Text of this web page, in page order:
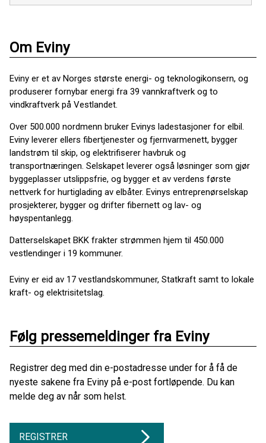
Om Eviny
Eviny er et av Norges største energi- og teknologikonsern, og
produserer fornybar energi fra 39 vannkraftverk og to
vindkraftverk på Vestlandet.
Over 500.000 nordmenn bruker Evinys ladestasjoner for elbil.
Eviny leverer ellers fibertjenester og fjernvarmenett, bygger
landstrøm til skip, og elektrifiserer havbruk og
transportnæringen. Selskapet leverer også løsninger som gjør
byggeplasser utslippsfrie, og bygger et av verdens første
nettverk for hurtiglading av elbåter. Evinys entreprenørselskap
prosjekterer, bygger og drifter fibernett og lav- og
høyspentanlegg.
Datterselskapet BKK frakter strømmen hjem til 450.000
vestlendinger i 19 kommuner.
Eviny er eid av 17 vestlandskommuner, Statkraft samt to lokale
kraft- og elektrisitetslag.
Følg pressemeldinger fra Eviny
Registrer deg med din e-postadresse under for å få de
nyeste sakene fra Eviny på e-post fortløpende. Du kan
melde deg av når som helst.
REGISTRER